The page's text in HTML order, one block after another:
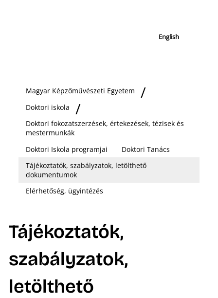
English
Magyar Képzőművészeti Egyetem
Doktori iskola
Doktori fokozatszerzések, értekezések, tézisek és
mestermunkák
Doktori Iskola programjai
Doktori Tanács
Tájékoztatók, szabályzatok, letölthető
dokumentumok
Elérhetőség, ügyintézés
Tájékoztatók,
szabályzatok,
letölthető